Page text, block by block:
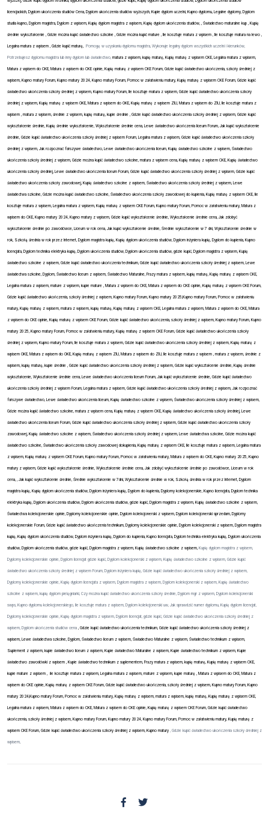
licencjackich, Dyplom ukończenia studiów Cena, Dyplom ukończenia studiów wyższych, Kupie dyplom uczelni, Kupno dyplomu, Legalne dyplomy, Dyplom
studia kupno, Dyplom magistra, Dyplom z wpisem, Kupię dyplom magistra z wpisem, Kupię dyplom ukończenia studiów, , Świadectwo maturalne kup , Kupię
średnie wykształcenie , Gdzie można kupić świadectwo szkolne , Gdzie można kupić mature , Ile kosztuje matura z wpisem , Ile kosztuje matura na lewo ,
Legalna matura z wpisem , Gdzie kupić maturę, Pomogę w uzyskaniu dyplomu magistra, Wykonuje legalny dyplom wszystkich uczelni i kierunków,
Potrzebujesz dyplomu magistra lub inny dyplom lub świadectwo, matura z wpisem, kupię maturę, Kupię maturę z wpisem CKE, Legalna matura z wpisem,
Matura z wpisem do CKE, Matura z wpisem do CKE opinie, Kupię maturę z wpisem CKE Forum, Gdzie kupić świadectwo ukończenia, szkoły średniej z
wpisem, Kupno matury Forum, Kupno matury 2024, Kupno matury Forum, Pomoc w załatwieniu matury, Kupię maturę z wpisem CKE Forum, Gdzie kupić
świadectwo ukończenia szkoły średniej z wpisem, Kupno matury Forum, Ile kosztuje matura z wpisem, Gdzie kupić świadectwo ukończenia szkoły
średniej z wpisem, Kupię maturę z wpisem OKE, Matura z wpisem do OKE, Kupię maturę z wpisem ZIU, Matura z wpisem do ZIU, Ile kosztuje matura z
wpisem , matura z wpisem, średnie z wpisem, kupię maturę, kupie średnie , Gdzie kupić świadectwo ukończenia szkoły średniej z wpisem, Gdzie kupić
wykształcenie średnie, Kupię średnie wykształcenie, Wykształcenie średnie cena, Lewe świadectwo ukończenia liceum Forum, Jak kupić wykształcenie
średnie, Gdzie kupić świadectwo ukończenia szkoły średniej z wpisem Forum, Legalna matura z wpisem, Gdzie kupić świadectwo ukończenia szkoły
średniej z wpisem, Jak rozpoznać fałszywe świadectwo, Lewe świadectwo ukończenia liceum, Kupię świadectwo szkolne z wpisem, Świadectwo
ukończenia szkoły średniej z wpisem, Gdzie można kupić świadectwo szkolne, matura z wpisem cena, Kupię maturę z wpisem CKE, Kupię świadectwo
ukończenia szkoły średniej, Lewe świadectwo ukończenia liceum Forum, Gdzie kupić świadectwo ukończenia szkoły średniej z wpisem, Gdzie kupić
świadectwo ukończenia szkoły zawodowej, Kupię świadectwo szkolne z wpisem, Świadectwo ukończenia szkoły średniej z wpisem, Lewe
świadectwa szkolne, Gdzie można kupić świadectwo szkolne, Świadectwo ukończenia szkoły zawodowej do kupienia, Kupię maturę z wpisem CKE, Ile
kosztuje matura z wpisem, Legalna matura z wpisem, Kupię maturę z wpisem CKE Forum, Kupno matury Forum, Pomoc w załatwieniu matury, Matura z
wpisem do CKE, Kupno matury 2024, Kupno matury z wpisem, Gdzie kupić wykształcenie średnie, Wykształcenie średnie cena, Jak zdobyć
wykształcenie średnie po zawodówce, Liceum w rok cena, Jak kupić wykształcenie średnie, Średnie wykształcenie w 7 dni, Wykształcenie średnie w
rok, Szkołą średnia w rok przez Internet, Dyplom magistra kupię, Kupię dyplom ukończenia studiów, Dyplom inżyniera kupię, Dyplom do kupienia, Kupno
licencjata, Dyplom technika elektryka kupię, Dyplom ukończenia studiów, Dyplom ukończenia studiów, gdzie kupić, Dyplom magistra z wpisem, Kupię
świadectwo szkolne z wpisem, Gdzie kupić świadectwo ukończenia technikum, Gdzie kupić świadectwo ukończenia szkoły średniej z wpisem, Lewe
świadectwa szkolne, Dyplom, Świadectwo liceum z wpisem, Świadectwo Maturalne, Frazy matura z wpisem, kupię maturę, Kupię maturę z wpisem CKE,
Legalna matura z wpisem, mature z wpisem, kupie mature , Matura z wpisem do CKE, Matura z wpisem do CKE opinie, Kupię maturę z wpisem CKE Forum,
Gdzie kupić świadectwo ukończenia, szkoły średniej z wpisem, Kupno matury Forum, Kupno matury 2025,Kupno matury Forum, Pomoc w załatwieniu
matury, Kupię maturę z wpisem, matura z wpisem, kupię maturę, Kupię maturę z wpisem CKE, Legalna matura z wpisem, Matura z wpisem do CKE, Matura
z wpisem do CKE opinie, Kupię maturę z wpisem CKE Forum, Gdzie kupić świadectwo ukończenia, szkoły średniej z wpisem, Kupno matury Forum, Kupno
matury 2025, Kupno matury Forum, Pomoc w załatwieniu matury, Kupię maturę z wpisem CKE Forum, Gdzie kupić świadectwo ukończenia szkoły
średniej z wpisem, Kupno matury Forum, Ile kosztuje matura z wpisem, Gdzie kupić świadectwo ukończenia szkoły średniej z wpisem, Kupię maturę z
wpisem OKE, Matura z wpisem do OKE, Kupię maturę z wpisem ZIU, Matura z wpisem do ZIU, Ile kosztuje matura z wpisem , matura z wpisem, średnie z
wpisem, kupię maturę, kupie średnie , Gdzie kupić świadectwo ukończenia szkoły średniej z wpisem, Gdzie kupić wykształcenie średnie, Kupię średnie
wykształcenie, Wykształcenie średnie cena, Lewe świadectwo ukończenia liceum Forum, Jak kupić wykształcenie średnie, Gdzie kupić świadectwo
ukończenia szkoły średniej z wpisem Forum, Legalna matura z wpisem, Gdzie kupić świadectwo ukończenia szkoły średniej z wpisem, Jak rozpoznać
fałszywe świadectwo, Lewe świadectwo ukończenia liceum, Kupię świadectwo szkolne z wpisem, Świadectwo ukończenia szkoły średniej z wpisem,
Gdzie można kupić świadectwo szkolne, matura z wpisem cena, Kupię maturę z wpisem CKE, Kupię świadectwo ukończenia szkoły średniej, Lewe
świadectwo ukończenia liceum Forum, Gdzie kupić świadectwo ukończenia szkoły średniej z wpisem, Gdzie kupić świadectwo ukończenia szkoły
zawodowej, Kupię świadectwo szkolne z wpisem, Świadectwo ukończenia szkoły średniej z wpisem, Lewe świadectwa szkolne, Gdzie można kupić
świadectwo szkolne, Świadectwo ukończenia szkoły zawodowej dokupienia, Kupię maturę z wpisem CKE, Ile kosztuje matura z wpisem, Legalna matura
z wpisem, Kupię maturę z wpisem CKE Forum, Kupno matury Forum, Pomoc w załatwieniu matury, Matura z wpisem do CKE, Kupno matury 2025, Kupno
matury z wpisem, Gdzie kupić wykształcenie średnie, Wykształcenie średnie cena, Jak zdobyć wykształcenie średnie po zawodówce, Liceum w rok
cena, , Jak kupić wykształcenie średnie, Średnie wykształcenie w 7dni, Wykształcenie średnie w rok, Szkołą średnia w rok przez Internet, Dyplom
magistra kupię, Kupię dyplom ukończenia studiów, Dyplom inżyniera kupię, Dyplom do kupienia, Dyplomy kolekcjonerskie, Kupno licencjata, Dyplom technika
elektryka kupię, Dyplom ukończenia studiów, Dyplom ukończenia studiów, gdzie kupić, Dyplom magistra z wpisem, Kupię świadectwo szkolne z wpisem,
Świadectwa kolekcjonerskie opinie, Dyplomy kolekcjonerskie opinie, Dyplom kolekcjonerski z wpisem, Dyplom kolekcjonerski sprzedam, Dyplomy
kolekcjonerskie Forum, Gdzie kupić świadectwo ukończenia technikum, Dyplomy kolekcjonerskie opinie, Dyplom kolekcjonerski z wpisem, Dyplom magistra
kupię, Kupię dyplom ukończenia studiów, Dyplom inżyniera kupię, Dyplom do kupienia, Kupno licencjata, Dyplom technika elektryka kupię, Dyplom ukończenia
studiów, Dyplom ukończenia studiów, gdzie kupić, Dyplom magistra z wpisem, Kupię świadectwo szkolne z wpisem, Kupię dyplom magistra z wpisem,
Dyplomy kolekcjonerskie opinie, Dyplom licencjat gdzie kupić, Dyplom kolekcjonerski z wpisem, Kupię świadectwo szkolne z wpisem, Gdzie kupić
świadectwo ukończenia szkoły średniej z wpisem Forum, Dyplom inżyniera kupię, Gdzie kupić świadectwo ukończenia szkoły średniej z wpisem,
Dyplomy kolekcjonerskie opinie, Kupię dyplom licencjata z wpisem, Dyplom magistra z wpisem, Dyplom kolekcjonerski z wpisem, Kupię świadectwo
szkolne z wpisem, kupię dyplom pielęgniarki, Czy można kupić świadectwo ukończenia szkoły średnie, Dyplom mgr z wpisem, Dyplom kolekcjonerski
swps, Kupno dyplomu kolekcjonerskiego, Ile kosztuje matura z wpisem, Dyplom kolekcjonerski uw, Jak sprawdzić numer dyplomu, Kupię dyplom licencjat,
Dyplomy kolekcjonerskie opinie, Kupię dyplom magistra z wpisem, Dyplom licencjat, gdzie kupić, Gdzie kupić świadectwo ukończenia szkoły średniej z
wpisem, Dyplom ukończenia studiów cena , Gdzie kupić świadectwo ukończenia technikum, Gdzie kupić świadectwo ukończenia szkoły średniej z
wpisem, Lewe świadectwa szkolne, Dyplom, Świadectwo liceum z wpisem, Świadectwo Maturalne z wpisem, Świadectwo technikum z wpisem,
Suplement z wpisem, kupie świadectwo liceum z wpisem, Kupie świadectwo Maturalne z wpisem, Kupie świadectwo technikum z wpisem, Kupie
świadectwo zawodówki z wpisem , Kupie świadectwo technikum z suplementem, Frazy matura z wpisem, kupię maturę, Kupię maturę z wpisem CKE,
kupie mature z wpisem , ile kosztuje matura z wpisem, Legalna matura z wpisem, mature z wpisem, kupie maturę , Matura z wpisem do CKE, Matura z
wpisem do CKE opinie, Kupię maturę z wpisem CKE Forum, Gdzie kupić świadectwo ukończenia, szkoły średniej z wpisem, Kupno matury Forum, Kupno
matury 2024,Kupno matury Forum, Pomoc w załatwieniu matury, Kupię maturę z wpisem, matura z wpisem, kupię maturę, Kupię maturę z wpisem CKE,
Legalna matura z wpisem, Matura z wpisem do CKE, Matura z wpisem do CKE opinie, Kupię maturę z wpisem CKE Forum, Gdzie kupić świadectwo
ukończenia, szkoły średniej z wpisem, Kupno matury Forum, Kupno matury 2024, Kupno matury Forum, Pomoc w załatwieniu matury, Kupię maturę z
wpisem CKE Forum, Gdzie kupić świadectwo ukończenia szkoły średniej z wpisem, Kupno matury , Gdzie kupić świadectwo ukończenia szkoły średniej z
wpisem,